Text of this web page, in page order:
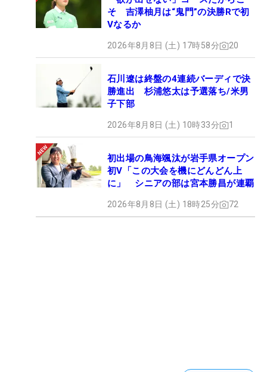
そ 吉澤柚月は“鬼門”の決勝Rで初
Vなるか
2026年8月8日 (土) 17時58分 20
石川遼は終盤の4連続バーディで決
勝進出 杉浦悠太は予選落ち/米男
子下部
2026年8月8日 (土) 10時33分 1
初出場の鳥海颯汰が岩手県オープン
初V「この大会を機にどんどん上
に」 シニアの部は宮本勝昌が連覇
2026年8月8日 (土) 18時25分 72